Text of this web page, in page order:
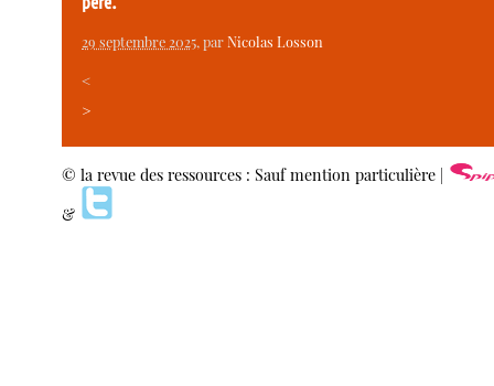
29 septembre 2025, parNicolas Losson
<
>
© la revue des ressources : Sauf mention particulière |
&